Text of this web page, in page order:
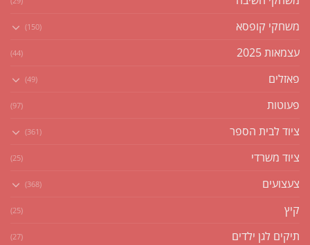
משחקי קופסא (150)
עצמאות 2025 (44)
פאזלים (49)
פעוטות (97)
ציוד לבית הספר (361)
ציוד משרדי (25)
צעצועים (368)
קיץ (25)
תיקים לגן ילדים (27)